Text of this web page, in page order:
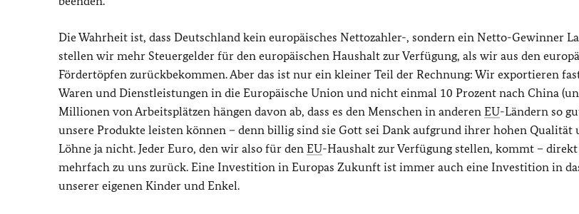
Die Wahrheit ist, dass Deutschland kein europäisches Nettozahler-, sondern ein Netto-Gewinner
stellen wir mehr Steuergelder für den europäischen Haushalt zur Verfügung, als wir aus den
Fördertöpfen zurückbekommen. Aber das ist nur ein kleiner Teil der Rechnung: Wir exportieren
Waren und Dienstleistungen in die Europäische Union und nicht einmal 10 Prozent nach China
Millionen von Arbeitsplätzen hängen davon ab, dass es den Menschen in anderen EU-Ländern so
unsere Produkte leisten können – denn billig sind sie Gott sei Dank aufgrund ihrer hohen
Löhne ja nicht. Jeder Euro, den wir also für den EU-Haushalt zur Verfügung stellen, kommt –
mehrfach zu uns zurück. Eine Investition in Europas Zukunft ist immer auch eine Investition in
unserer eigenen Kinder und Enkel.